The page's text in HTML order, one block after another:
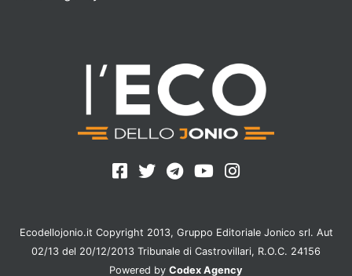
Ecodellojonio.it Copyright 2013, Gruppo Editoriale Jonico srl. Aut
02/13 del 20/12/2013 Tribunale di Castrovillari, R.O.C. 24156
Powered by Codex Agency